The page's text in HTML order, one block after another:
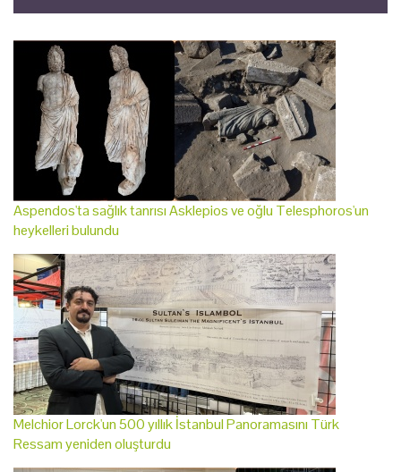
Aspendos'ta sağlık tanrısı Asklepios ve oğlu Telesphoros'un
heykelleri bulundu
Melchior Lorck'un 500 yıllık İstanbul Panoramasını Türk
Ressam yeniden oluşturdu